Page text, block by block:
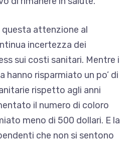
attenzione al
incertezza dei
sui costi sanitari. Mentre i
hanno risparmiato un po’ di
rispetto agli anni
il numero di coloro
meno di 500 dollari. E la
che non si sentono